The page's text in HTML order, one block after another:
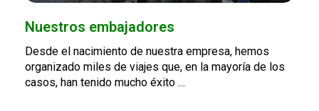
Nuestros embajadores
Desde el nacimiento de nuestra empresa, hemos
organizado miles de viajes que, en la mayoría de los
casos, han tenido mucho éxito …